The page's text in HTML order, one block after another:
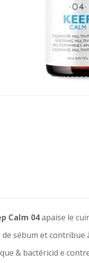
Calm 04apaise le
de sébum et
& bactéricid e